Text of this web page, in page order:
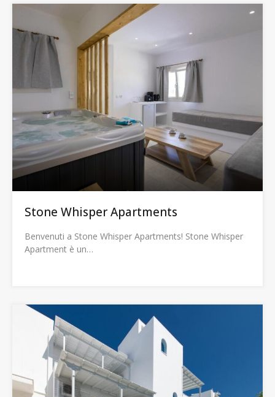
Stone Whisper Apartments
Benvenuti a Stone Whisper Apartments! Stone Whisper
Apartment è un…